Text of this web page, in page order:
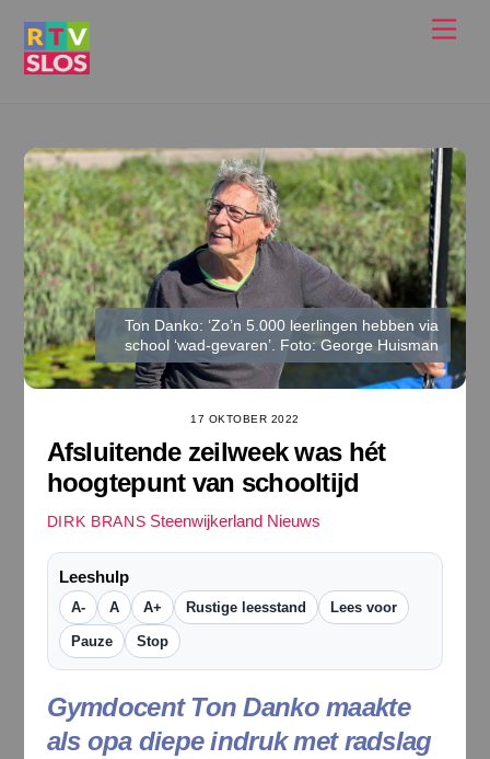
Ton Danko: ‘Zo’n 5.000 leerlingen hebben via
school ‘wad-gevaren’. Foto: George Huisman
17 OKTOBER 2022
Afsluitende zeilweek was hét
hoogtepunt van schooltijd
DIRK BRANS Steenwijkerland Nieuws
Leeshulp
A- A A+ Rustige leesstand Lees voor
Pauze Stop
Gymdocent Ton Danko maakte
als opa diepe indruk met radslag